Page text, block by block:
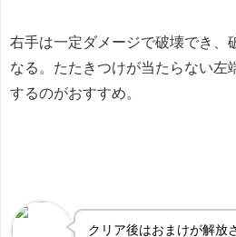
右手は一定ダメージで破壊でき、
なる。たたきつけが当たらない左
するのがおすすめ。
クリア後はおまけが解放